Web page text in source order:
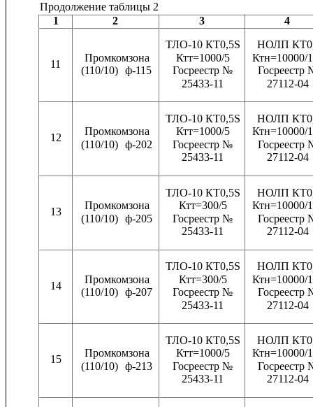
11
Промкомзона
(110/10) ф-115
ТЛО-10 КТ0,5S
Ктт=1000/5
Госреестр №
25433-11
НОЛП
Ктн=10000/
Госреестр
27112-04
12
Промкомзона
(110/10) ф-202
ТЛО-10 КТ0,5S
Ктт=1000/5
Госреестр №
25433-11
НОЛП
Ктн=10000/
Госреестр
27112-04
13
Промкомзона
(110/10) ф-205
ТЛО-10 КТ0,5S
Ктт=300/5
Госреестр №
25433-11
НОЛП
Ктн=10000/
Госреестр
27112-04
14
Промкомзона
(110/10) ф-207
ТЛО-10 КТ0,5S
Ктт=300/5
Госреестр №
25433-11
НОЛП
Ктн=10000/
Госреестр
27112-04
15
Промкомзона
(110/10) ф-213
ТЛО-10 КТ0,5S
Ктт=1000/5
Госреестр №
25433-11
НОЛП
Ктн=10000/
Госреестр
27112-04
Продолжение таблицы 2
1
2 3 4